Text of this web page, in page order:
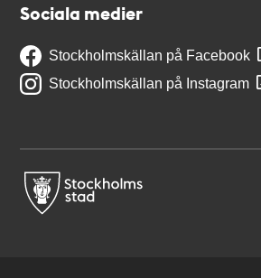
Sociala medier
Stockholmskällan på Facebook
Stockholmskällan på Instagram